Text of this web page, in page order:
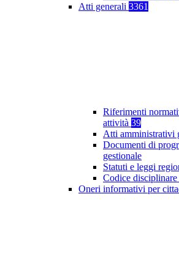
Atti generali 3361
Riferimenti
attività 39
Atti amministrativi
Documenti di
gestionale
Statuti e leggi
Codice
Oneri informativi per